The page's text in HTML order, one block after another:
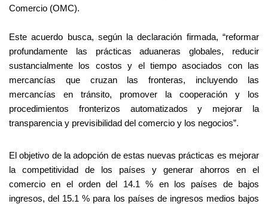
Comercio (OMC).
Este acuerdo busca, según la declaración firmada, “reformar
profundamente las prácticas aduaneras globales, reducir
sustancialmente los costos y el tiempo asociados con las
mercancías que cruzan las fronteras, incluyendo las
mercancías en tránsito, promover la cooperación y los
procedimientos fronterizos automatizados y mejorar la
transparencia y previsibilidad del comercio y los negocios”.
El objetivo de la adopción de estas nuevas prácticas es mejorar
la competitividad de los países y generar ahorros en el
comercio en el orden del 14.1 % en los países de bajos
ingresos, del 15.1 % para los países de ingresos medios bajos